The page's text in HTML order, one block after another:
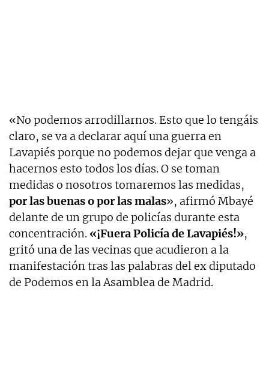
«No podemos arrodillarnos. Esto que lo tengáis
claro, se va a declarar aquí una guerra en
Lavapiés porque no podemos dejar que venga a
hacernos esto todos los días. O se toman
medidas o nosotros tomaremos las medidas,
por las buenas o por las malas», afirmó Mbayé
delante de un grupo de policías durante esta
concentración. «¡Fuera Policía de Lavapiés!»,
gritó una de las vecinas que acudieron a la
manifestación tras las palabras del ex diputado
de Podemos en la Asamblea de Madrid.